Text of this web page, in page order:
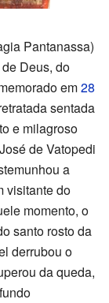
Pantanassa)
Deus, do
em28
sentada
e milagroso
de Vatopedi
a
visitante do
momento, o
santo rosto da
derrubou o
da queda,